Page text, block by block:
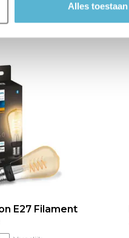
Alles toestaan
E27 Filament